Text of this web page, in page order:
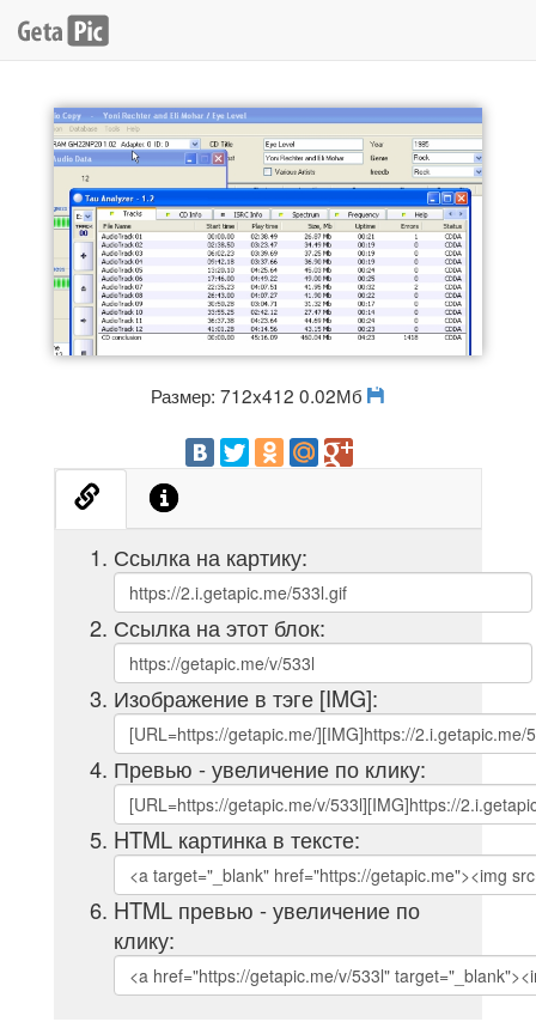
Размер: 712x412 0.02Мб
Ссылка на картику:
Ссылка на этот блок:
Изображение в тэге [IMG]:
Превью - увеличение по клику:
HTML картинка в тексте:
HTML превью - увеличение по
клику: